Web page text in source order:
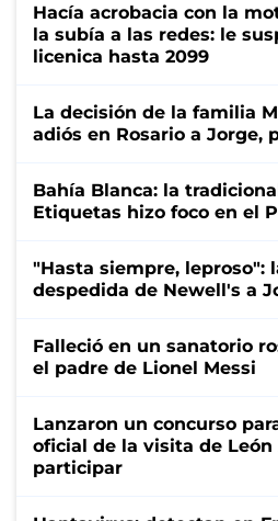
Hacía acrobacia con la
la subía a las redes: le
licenica hasta 2099
La decisión de la familia
adiós en Rosario a Jorge,
Bahía Blanca: la
Etiquetas hizo foco en el
"Hasta siempre, leproso":
despedida de Newell's a
Falleció en un sanatorio
el padre de Lionel Messi
Lanzaron un concurso
oficial de la visita de León
participar